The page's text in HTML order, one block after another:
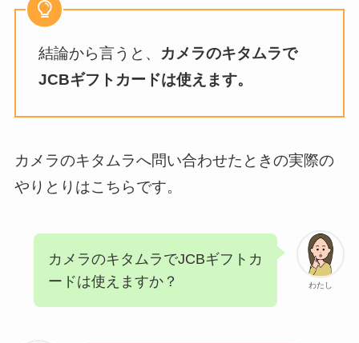
結論から言うと、 カメラのキタムラで
JCBギフトカードは使えます。
カメラのキタムラへ問い合わせたときの実際の
やりとりはこちらです。
わたし
カメラのキタムラでJCBギフトカ
ードは使えますか？